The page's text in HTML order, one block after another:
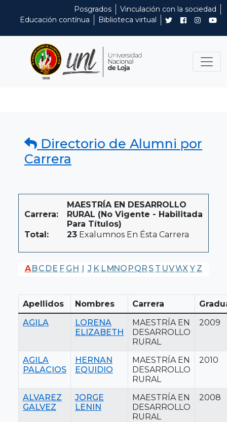
Posgrados
Vinculación con la sociedad
Educación contínua
Biblioteca virtual
Directorio de Alumni por
Carrera
Carrera:
MAESTRÍA EN DESARROLLO
RURAL (No Vigente - Habilitada
Para Títulos)
Total:
23 Exalumnos En Ésta Carrera
ABC DE F G H I J K LMNO PQR S T UVWX Y Z
Apellidos Nombres Carrera
AGILA
LORENA
ELIZABETH
MAESTRÍA EN
DESARROLLO
RURAL
2009
AGILA
PALACIOS
HERNAN
EQUIDIO
MAESTRÍA EN
DESARROLLO
RURAL
2010
ALVAREZ
GALVEZ
JORGE
LENIN
MAESTRÍA EN
DESARROLLO
RURAL
2008